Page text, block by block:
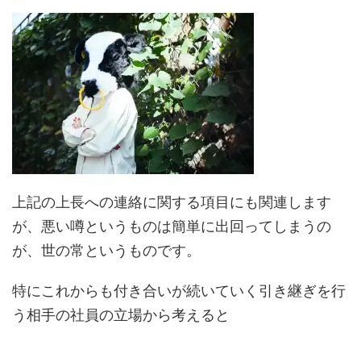
上記の上長への連絡に関する項目にも関連します
が、悪い噂というものは簡単に出回ってしまうの
が、世の常というものです。
特にこれからも付き合いが続いていく引き継ぎを行
う相手の社員の立場から考えると